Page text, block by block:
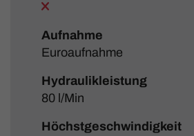
Aufnahme
Euroaufnahme
Hydraulikleistung
80 l/Min
Höchstgeschwindigkeit